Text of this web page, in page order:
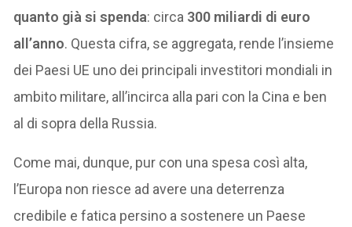
quanto già si spenda: circa 300 miliardi di euro
all’anno. Questa cifra, se aggregata, rende l’insieme
dei Paesi UE uno dei principali investitori mondiali in
ambito militare, all’incirca alla pari con la Cina e ben
al di sopra della Russia.
Come mai, dunque, pur con una spesa così alta,
l’Europa non riesce ad avere una deterrenza
credibile e fatica persino a sostenere un Paese